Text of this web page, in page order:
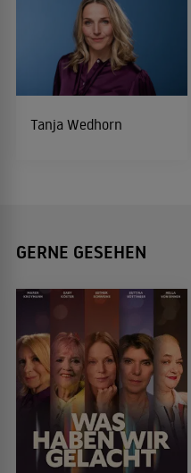
Tanja Wedhorn
GERNE GESEHEN